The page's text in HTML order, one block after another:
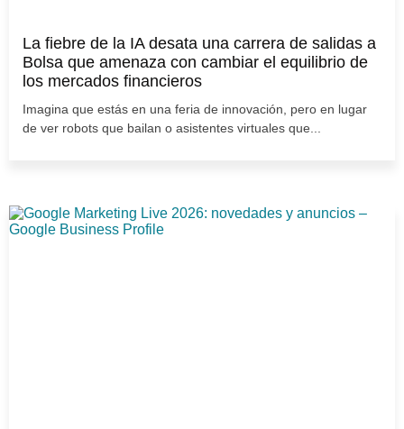
La fiebre de la IA desata una carrera de salidas a
Bolsa que amenaza con cambiar el equilibrio de
los mercados financieros
Imagina que estás en una feria de innovación, pero en lugar
de ver robots que bailan o asistentes virtuales que...